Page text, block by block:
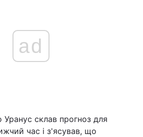
ad
склав прогноз для
час і з'ясував, що